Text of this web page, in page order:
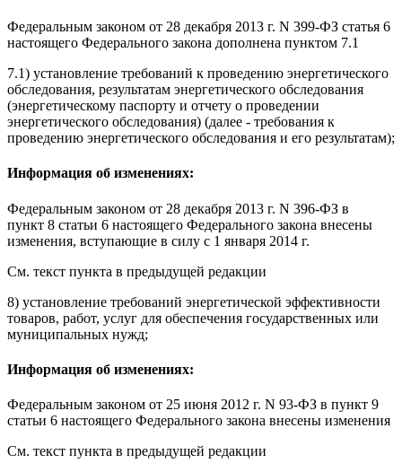
Федеральным законом от 28 декабря 2013 г. N 399-ФЗ статья 6
настоящего Федерального закона дополнена пунктом 7.1
7.1) установление требований к проведению энергетического
обследования, результатам энергетического обследования
(энергетическому паспорту и отчету о проведении
энергетического обследования) (далее - требования к
проведению энергетического обследования и его результатам);
Информация об изменениях:
Федеральным законом от 28 декабря 2013 г. N 396-ФЗ в
пункт 8 статьи 6 настоящего Федерального закона внесены
изменения, вступающие в силу с 1 января 2014 г.
См. текст пункта в предыдущей редакции
8) установление требований энергетической эффективности
товаров, работ, услуг для обеспечения государственных или
муниципальных нужд;
Информация об изменениях:
Федеральным законом от 25 июня 2012 г. N 93-ФЗ в пункт 9
статьи 6 настоящего Федерального закона внесены изменения
См. текст пункта в предыдущей редакции